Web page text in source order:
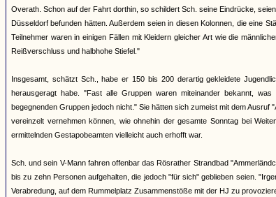
Overath. Schon auf der Fahrt dorthin, so schildert Sch. seine Eindrücke,
Düsseldorf befunden hätten. Außerdem seien in diesen Kolonnen, die eine
Teilnehmer waren in einigen Fällen mit Kleidern gleicher Art wie die
Reißverschluss und halbhohe Stiefel."
Insgesamt, schätzt Sch., habe er 150 bis 200 derartig gekleidete
herausgeragt habe. "Fast alle Gruppen waren miteinander bekannt,
begegnenden Gruppen jedoch nicht." Sie hätten sich zumeist mit dem
vereinzelt vernehmen können, wie ohnehin der gesamte Sonntag bei
ermittelnden Gestapobeamten vielleicht auch erhofft war.
Sch. und sein V-Mann fahren offenbar das Rösrather Strandbad
bis zu zehn Personen aufgehalten, die jedoch "für sich" geblieben seien.
Verabredung, auf dem Rummelplatz Zusammenstöße mit der HJ zu